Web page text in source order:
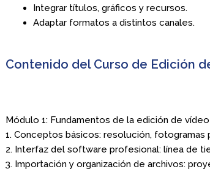
Integrar títulos, gráficos y recursos.
Adaptar formatos a distintos canales.
Contenido del Curso de Edición
Módulo 1: Fundamentos de la edición de vídeo
1. Conceptos básicos: resolución,
2. Interfaz del software profesional: línea de
3. Importación y organización de archivos: